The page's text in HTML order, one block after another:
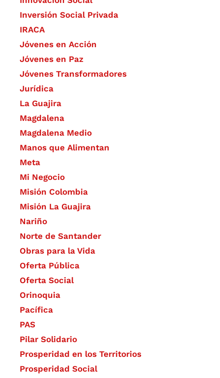
Inversión Social Privada
IRACA
Jóvenes en Acción
Jóvenes en Paz
Jóvenes Transformadores
Jurídica
La Guajira
Magdalena
Magdalena Medio
Manos que Alimentan
Meta
Mi Negocio
Misión Colombia
Misión La Guajira
Nariño
Norte de Santander
Obras para la Vida
Oferta Pública
Oferta Social​​
Orinoquia
Pacífica
PAS
Pilar Solidario
Prosperidad en los Territorios
Prosperidad Social